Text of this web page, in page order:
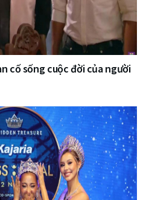
cố sống cuộc đời của người